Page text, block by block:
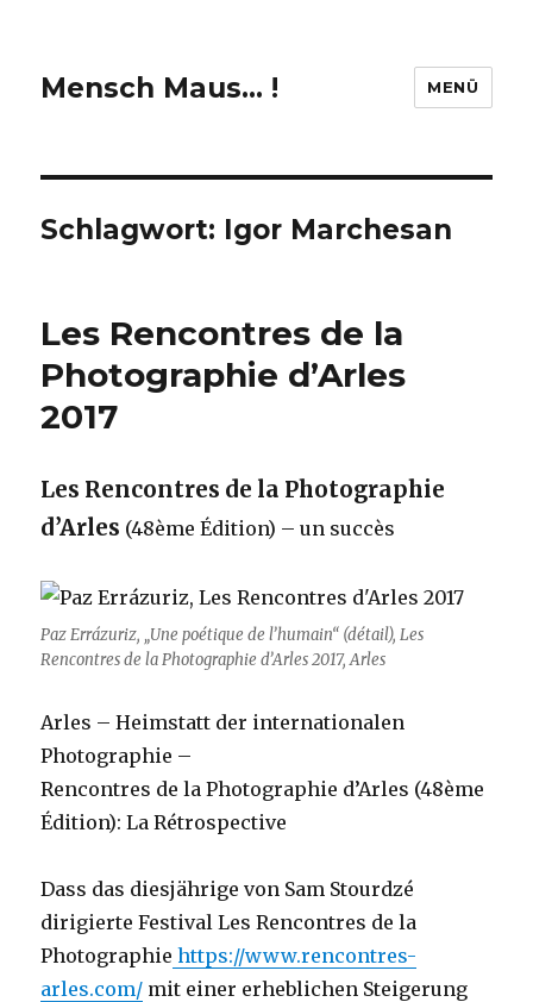
Mensch Maus… ! MENÜ
Schlagwort: Igor Marchesan
Les Rencontres de la
Photographie d’Arles
2017
Les Rencontres de la Photographie
d’Arles (48ème Édition) – un succès
Paz Errázuriz, „Une poétique de l’humain“ (détail),Les
Rencontres de la Photographie d’Arles 2017, Arles
Arles – Heimstatt der internationalen
Photographie –
Rencontres de la Photographie d’Arles (48ème
Édition): La Rétrospective
Dass das diesjährige von Sam Stourdzé
dirigierte Festival Les Rencontres de la
Photographie https://www.rencontres-
arles.com/ mit einer erheblichen Steigerung